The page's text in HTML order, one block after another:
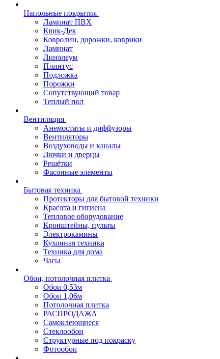
Напольные покрытия
Ламинат ПВХ
Квик-Дек
Ковролин, дорожки, коврики
Ламинат
Линолеум
Плинтус
Подложка
Порожки
Сопутствующий товар
Теплый пол
Вентиляция
Анемостаты и диффузоры
Вентиляторы
Воздуховоды и каналы
Лючки и дверцы
Решётки
Фасонные элементы
Бытовая техника
Протекторы для бытовой техники
Красота и гигиена
Тепловое оборудование
Кронштейны, пульты
Электрокамины
Кухонная техника
Техника для дома
Часы
Обои, потолочная плитка
Обои 0,53м
Обои 1,06м
Потолочная плитка
РАСПРОДАЖА
Самоклеющиеся
Стеклообои
Структурные под покраску
Фотообои